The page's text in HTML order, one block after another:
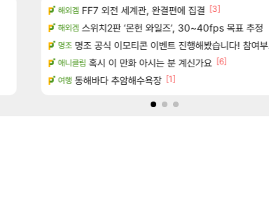
메이플 현재 나무위키 실검 1위인 김규원 [80]
로아 골드 파는 게 왜 쌀숭이임? [191]
검은사막 대충 연구소요약 [5]
메이플 ㅇㅂ)진짜 개웃기네 ㅋㅋ [47]
검은사막 풍풍풍 군왕주차가 씹이득 가성비라고 ????
해외겜 FF7 외전 세계관, 완결편에 집결 [3]
해외겜 스위치2판 ‘몬헌 와일즈’, 30~40fps 목표 추정
명조 명조 공식 이모티콘 이벤트 진행해봤습니다! 참여부터 추첨까지????
애니클립 혹시 이 만화 아시는 분 계신가요 [6]
여행 동해바다 추암해수욕장 [1]